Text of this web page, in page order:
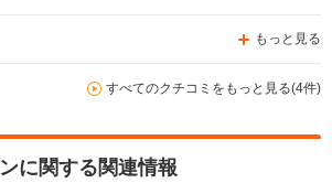
もっと見る
すべてのクチコミをもっと見る(4件)
に関する関連情報